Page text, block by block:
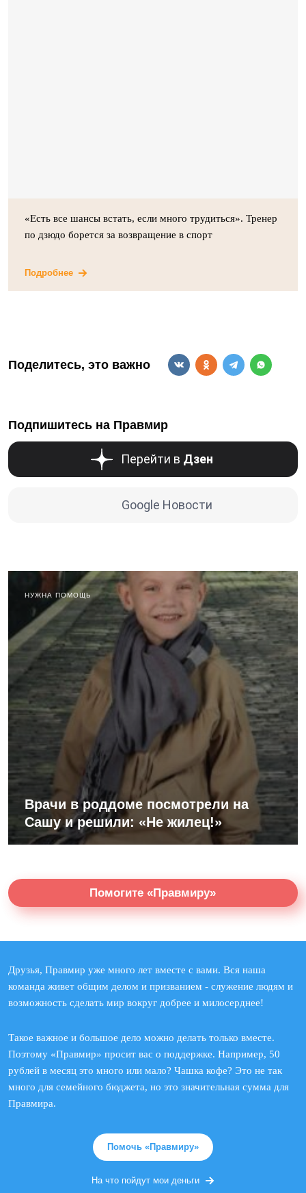
«Есть все шансы встать, если много трудиться». Тренер
по дзюдо борется за возвращение в спорт
Подробнее
Поделитесь, это важно
Подпишитесь на Правмир
Перейти в Дзен
Google Новости
НУЖНА ПОМОЩЬ
Врачи в роддоме посмотрели на
Сашу и решили: «Не жилец!»
Помогите «Правмиру»
Друзья, Правмир уже много лет вместе с вами. Вся наша
команда живет общим делом и призванием - служение людям и
возможность сделать мир вокруг добрее и милосерднее!
Такое важное и большое дело можно делать только вместе.
Поэтому «Правмир» просит вас о поддержке. Например, 50
рублей в месяц это много или мало? Чашка кофе? Это не так
много для семейного бюджета, но это значительная сумма для
Правмира.
Помочь «Правмиру»
На что пойдут мои деньги